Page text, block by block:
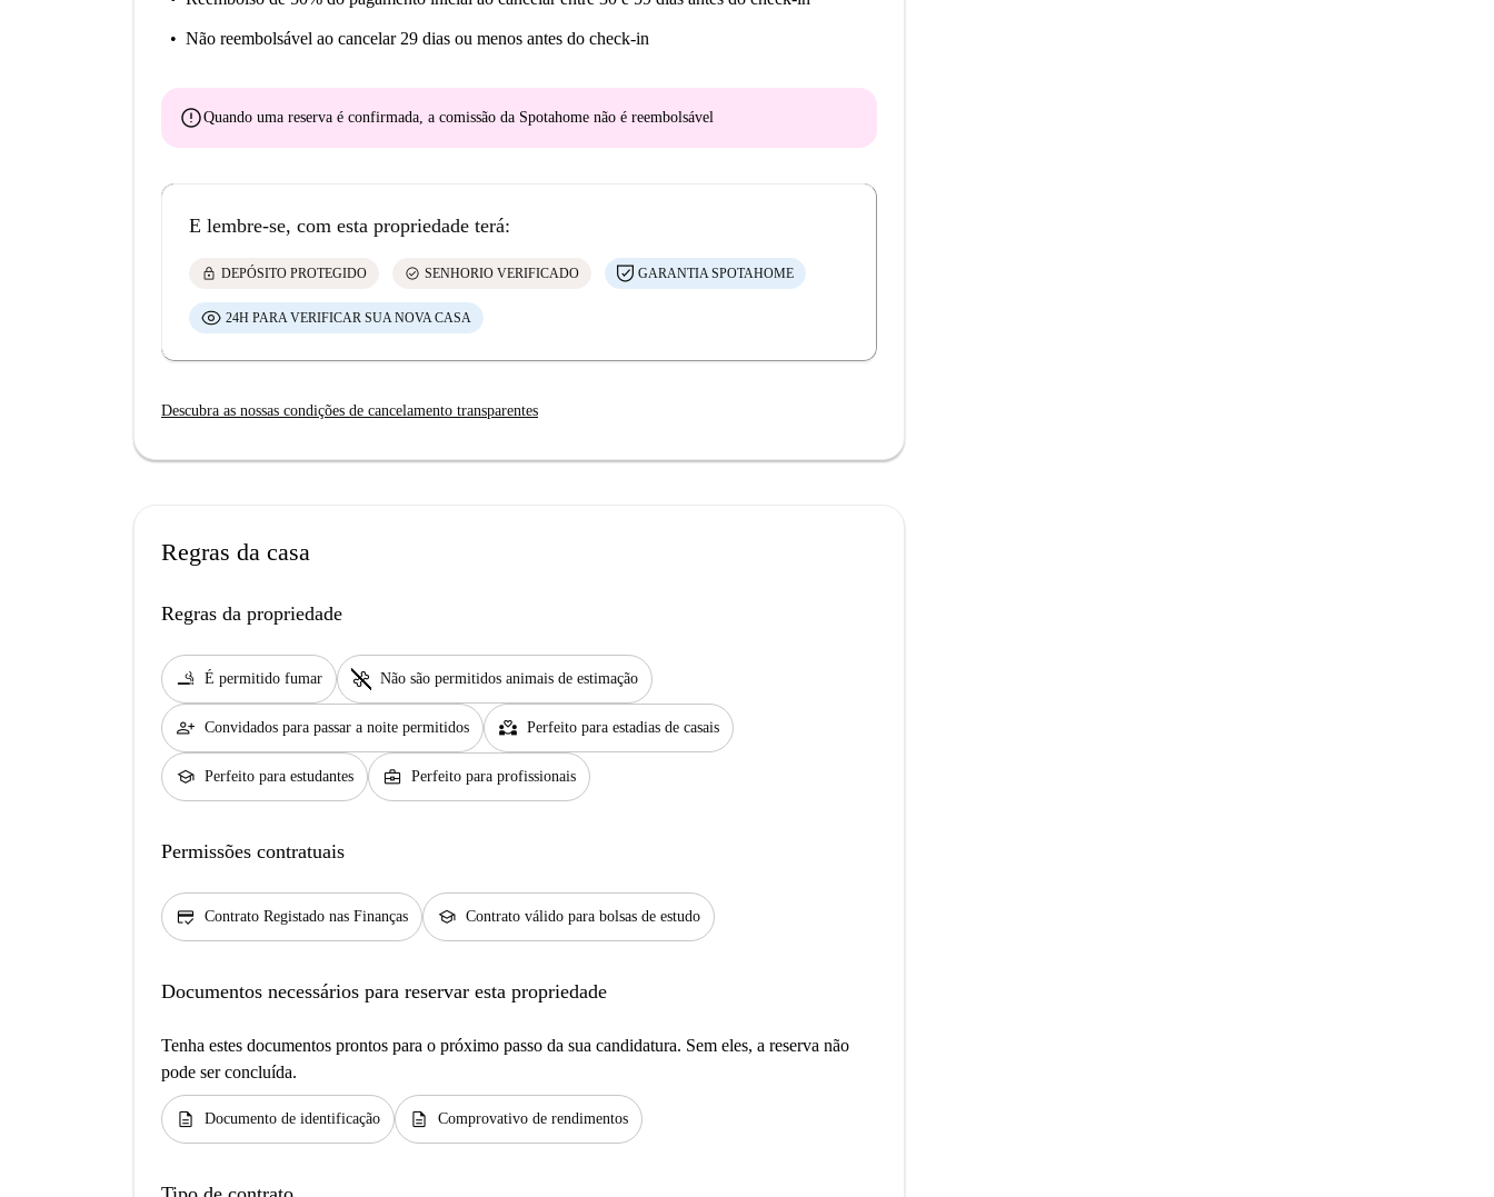
Não reembolsável ao cancelar 29 dias ou menos antes do check-in
errorQuando uma reserva é confirmada, a comissão da Spotahome não é reembolsável
E lembre-se, com esta propriedade terá:
lock DEPÓSITO PROTEGIDO check_circle SENHORIO VERIFICADO GARANTIA SPOTAHOME
24H PARA VERIFICAR SUA NOVA CASA
Descubra as nossas condições de cancelamento transparentes
Regras da casa
Regras da propriedade
smoking_rooms É permitido fumar pet_supplies Não são permitidos animais de estimação
person_add Convidados para passar a noite permitidos partner_heart Perfeito para estadias de casais
school Perfeito para estudantes business_center Perfeito para profissionais
Permissões contratuais
credit_score Contrato Registado nas Finanças school Contrato válido para bolsas de estudo
Documentos necessários para reservar esta propriedade
Tenha estes documentos prontos para o próximo passo da sua candidatura. Sem eles, a reserva não
pode ser concluída.
description Documento de identificação description Comprovativo de rendimentos